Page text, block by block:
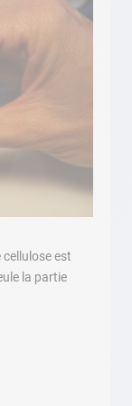
est
la partie